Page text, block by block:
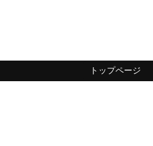
トップページ